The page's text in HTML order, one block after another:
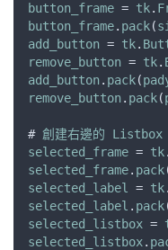
button_frame = tk.
button_frame. pack(
add_button = tk.
remove_button = tk.
add_button. pack(
remove_button. pack(
# 創建右邊的 Listbox
selected_frame = tk.
selected_frame. pack
selected_label
= tk.
selected_label . pack
selected_listbox =
selected_listbox.